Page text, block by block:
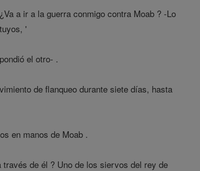
a ir a la guerra conmigo contra Moab ? -Lo
'
el otro- .
de flanqueo durante siete días, hasta
en manos de Moab .
través de él ? Uno de los siervos del rey de